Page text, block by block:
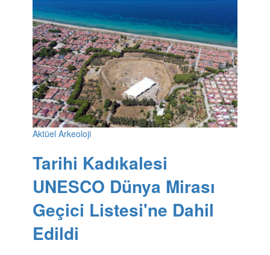
Aktüel Arkeoloji
Tarihi Kadıkalesi
UNESCO Dünya Mirası
Geçici Listesi'ne Dahil
Edildi